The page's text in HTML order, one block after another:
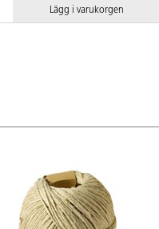
Lägg i varukorgen